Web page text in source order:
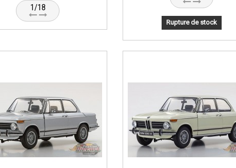
1/18
Rupture de stock